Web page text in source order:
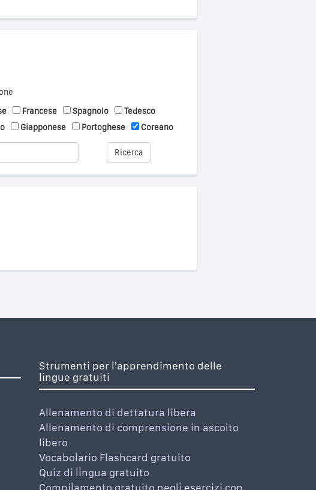
Francese Spagnolo
Tedesco
Giapponese Portoghese Coreano
Ricerca
Strumenti per l'apprendimento delle
lingue gratuiti
Allenamento di dettatura libera
Allenamento di comprensione in ascolto
libero
Vocabolario Flashcard gratuito
Quiz di lingua gratuito
Compilamento gratuito negli esercizi con